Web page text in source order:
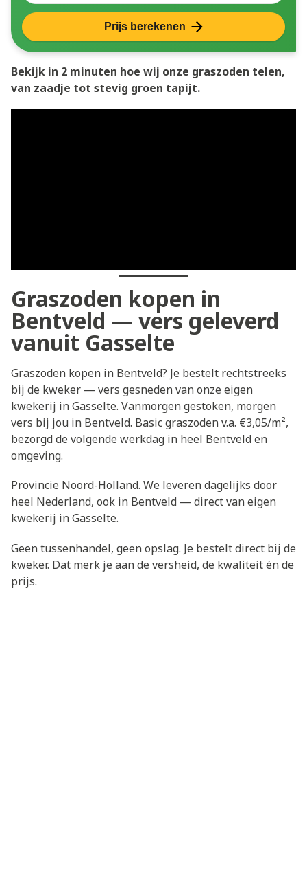
Prijs berekenen
Bekijk in 2 minuten hoe wij onze graszoden telen,
van zaadje tot stevig groen tapijt.
Graszoden kopen in
Bentveld — vers geleverd
vanuit Gasselte
Graszoden kopen in Bentveld? Je bestelt rechtstreeks
bij de kweker — vers gesneden van onze eigen
kwekerij in Gasselte. Vanmorgen gestoken, morgen
vers bij jou in Bentveld. Basic graszoden v.a. €3,05/m²,
bezorgd de volgende werkdag in heel Bentveld en
omgeving.
Provincie Noord-Holland. We leveren dagelijks door
heel Nederland, ook in Bentveld — direct van eigen
kwekerij in Gasselte.
Geen tussenhandel, geen opslag. Je bestelt direct bij de
kweker. Dat merk je aan de versheid, de kwaliteit én de
prijs.